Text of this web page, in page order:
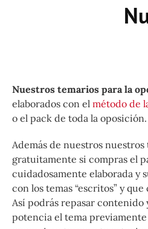
Nuestros temarios para la
elaborados con el método de
o el pack de toda la oposición.
Además de nuestros
gratuitamente si compras el
cuidadosamente elaborada y
con los temas “escritos” y
Así podrás repasar contenido
potencia el tema previamente